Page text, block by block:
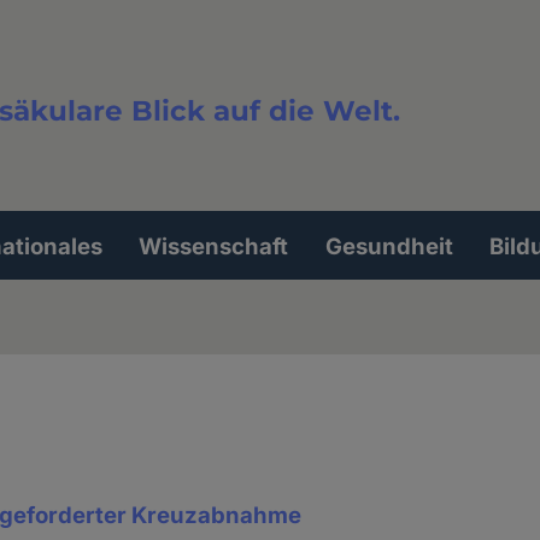
Blick auf die Welt.
Wissenschaft Gesundheit
Kreuzabnahme